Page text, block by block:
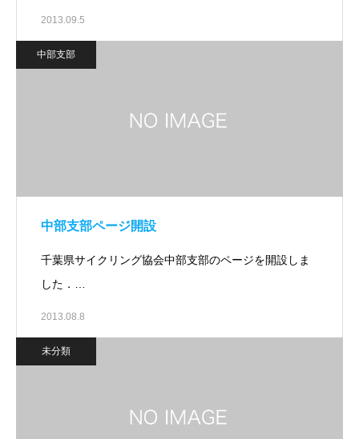
2013.09.5
中部支部
中部支部ページ開設
千葉県サイクリング協会中部支部のページを開設しま
した．…
2013.08.8
未分類